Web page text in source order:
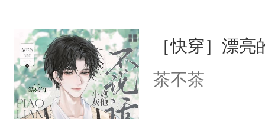
们竟然欺负
宴：要不你
来……“蛇蛇，
病，一个个
上了还是无动
［快穿］漂
茶不茶